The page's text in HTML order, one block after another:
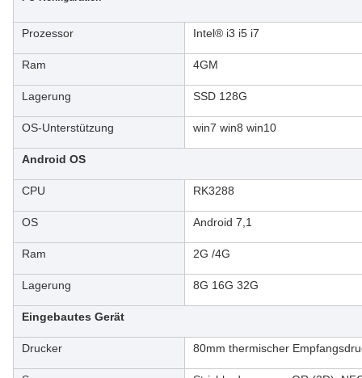
Prozessor Intel® i3 i5 i7
Ram 4GM
Lagerung SSD 128G
OS-Unterstützung win7 win8 win10
Android OS
CPU RK3288
OS Android 7,1
Ram 2G /4G
Lagerung 8G 16G 32G
Eingebautes Gerät
Drucker 80mm thermischer